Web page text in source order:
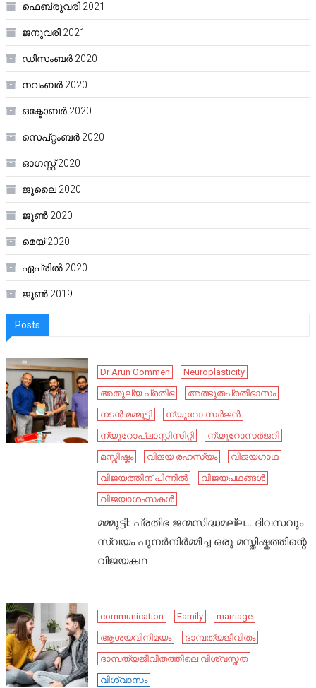
ഫെബ്രുവരി 2021
ജനുവരി 2021
ഡിസംബർ 2020
നവംബർ 2020
ഒക്ടോബർ 2020
സെപ്റ്റംബർ 2020
ഓഗസ്റ്റ്‌ 2020
ജൂലൈ 2020
ജൂൺ 2020
മെയ്‌ 2020
ഏപ്രിൽ 2020
ജൂൺ 2019
Posts
Dr Arun Oommen
Neuroplasticity
അതുല്യ പ്രതിഭ
അത്ഭുതപ്രതിഭാസം
നടൻ മമ്മൂട്ടി
ന്യൂറോ സർജൻ
ന്യൂറോപ്ലാസ്റ്റിസിറ്റി
ന്യൂറോസർജറി
മസ്തിഷ്കം
വിജയ രഹസ്യം
വിജയഗാഥ
വിജയത്തിന് പിന്നിൽ
വിജയപഥങ്ങൾ
വിജയാശംസകൾ
മമ്മൂട്ടി: പ്രതിഭ ജന്മസിദ്ധമല്ല… ദിവസവും
സ്വയം പുനർനിർമ്മിച്ച ഒരു മസ്തിഷ്കത്തിന്റെ
വിജയകഥ
communication Family
marriage
ആശയവിനിമയം
ദാമ്പത്യജീവിതം
ദാമ്പത്യജീവിതത്തിലെ വിശ്വസ്തത
വിശ്വാസം